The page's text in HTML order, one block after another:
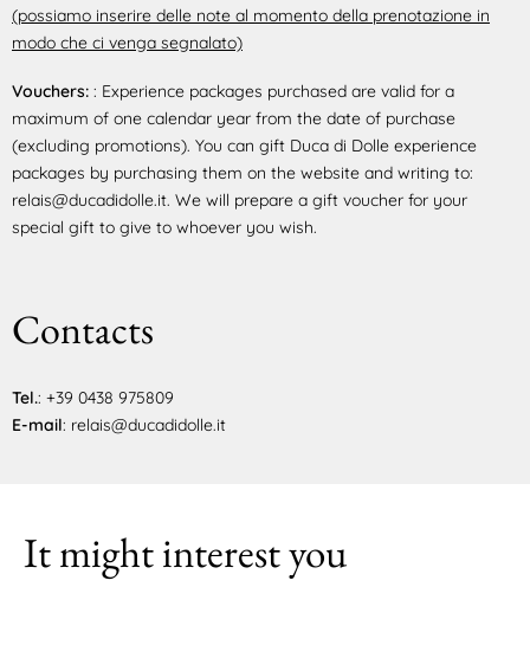
(possiamo inserire delle note al momento della prenotazione in
modo che ci venga segnalato)
Vouchers: : Experience packages purchased are valid for a
maximum of one calendar year from the date of purchase
(excluding promotions). You can gift Duca di Dolle experience
packages by purchasing them on the website and writing to:
relais@ducadidolle.it. We will prepare a gift voucher for your
special gift to give to whoever you wish.
Contacts
Tel.: +39 0438 975809
E-mail: relais@ducadidolle.it
It might interest you